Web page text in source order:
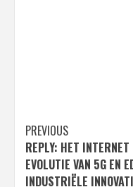
Post
navigation
PREVIOUS
REPLY: HET
EVOLUTIE VAN 5G EN
INDUSTRIËLE